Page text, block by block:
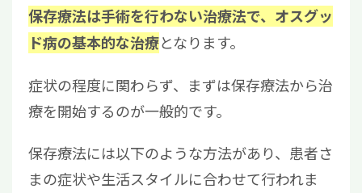
保存療法は手術を行わない治療法で、オスグッ
ド病の基本的な治療となります。
症状の程度に関わらず、まずは保存療法から治
療を開始するのが一般的です。
保存療法には以下のような方法があり、患者さ
まの症状や生活スタイルに合わせて行われま